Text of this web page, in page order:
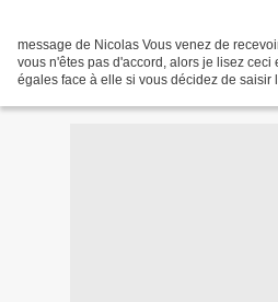
message de Nicolas Vous venez de
vous n'êtes pas d'accord, alors je lisez ceci
égales face à elle si vous décidez de saisir